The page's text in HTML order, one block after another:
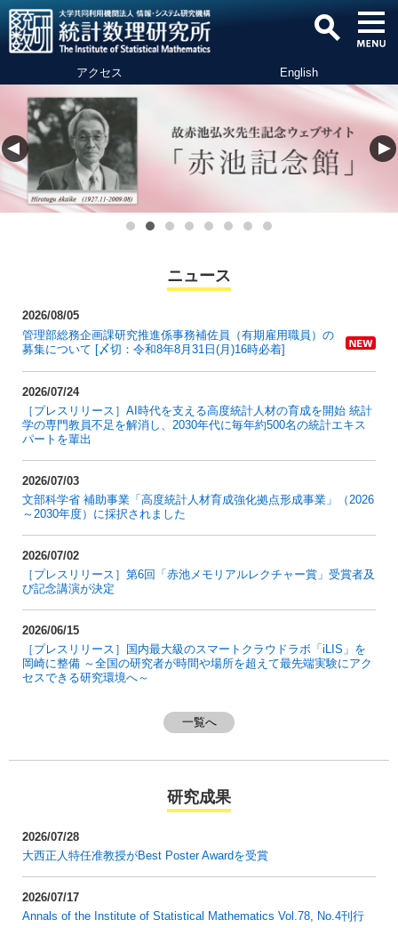
アクセス English
ニュース
2026/08/05
管理部総務企画課研究推進係事務補佐員（有期雇用職員）の
募集について [〆切：令和8年8月31日(月)16時必着]
2026/07/24
［プレスリリース］AI時代を支える高度統計人材の育成を開始 統計
学の専門教員不足を解消し、2030年代に毎年約500名の統計エキス
パートを輩出
2026/07/03
文部科学省 補助事業「高度統計人材育成強化拠点形成事業」（2026
～2030年度）に採択されました
2026/07/02
［プレスリリース］第6回「赤池メモリアルレクチャー賞」受賞者及
び記念講演が決定
2026/06/15
［プレスリリース］国内最大級のスマートクラウドラボ「iLIS」を
岡崎に整備 ～全国の研究者が時間や場所を超えて最先端実験にアク
セスできる研究環境へ～
一覧へ
研究成果
2026/07/28
大西正人特任准教授がBest Poster Awardを受賞
2026/07/17
Annals of the Institute of Statistical Mathematics Vol.78, No.4刊行